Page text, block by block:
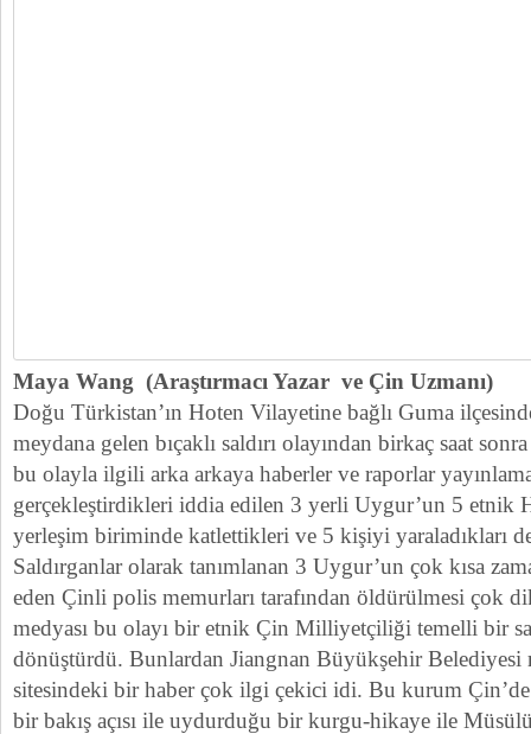
Maya Wang (Araştırmacı Yazar ve Çin Uzmanı)
Doğu Türkistan’ın Hoten Vilayetine bağlı Guma
meydana gelen bıçaklı saldırı olayından birkaç saat
bu olayla ilgili arka arkaya haberler ve raporlar
gerçekleştirdikleri iddia edilen 3 yerli Uygur’un 5 etnik
yerleşim biriminde katlettikleri ve 5 kişiyi yaraladıkları
Saldırganlar olarak tanımlanan 3 Uygur’un çok kısa
eden Çinli polis memurları tarafından öldürülmesi çok
medyası bu olayı bir etnik Çin Milliyetçiliği temelli bir
dönüştürdü. Bunlardan Jiangnan Büyükşehir Belediyesi
sitesindeki bir haber çok ilgi çekici idi. Bu kurum
bir bakış açısı ile uydurduğu bir kurgu-hikaye ile